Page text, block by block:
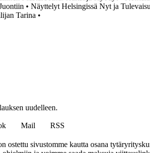
• Näyttelyt Helsingissä Nyt ja
Tarina •
uudelleen.
Mail
RSS
sivustomme kautta osana